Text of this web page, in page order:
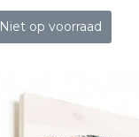
Niet op voorraad